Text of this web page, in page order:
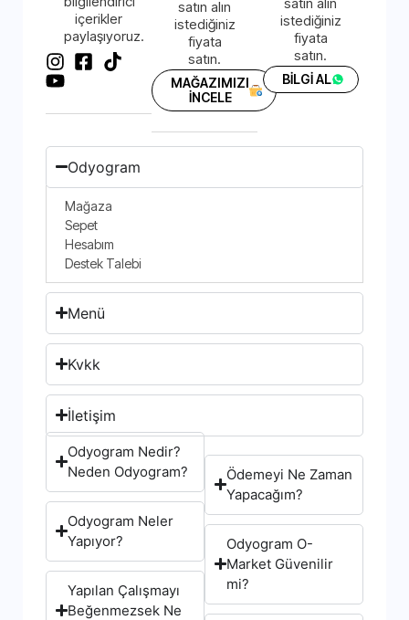
içerikler
paylaşıyoruz.
satın alın
istediğiniz
fiyata
satın.
MAĞAZIMIZI
İNCELE
istediğiniz
fiyata
satın.
BİLGİ AL
Odyogram
Mağaza
Sepet
Hesabım
Destek Talebi
Menü
Kvkk
İletişim
Odyogram Nedir?
Neden Odyogram?
Odyogram Neler
Yapıyor?
Yapılan Çalışmayı
Beğenmezsek Ne
Ödemeyi Ne Zaman
Yapacağım?
Odyogram O-
Market Güvenilir
mi?